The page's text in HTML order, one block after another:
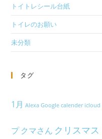
トイトレシール台紙
トイレのお願い
未分類
タグ
1月 Alexa Google calender icloud
プ クマさん クリスマス